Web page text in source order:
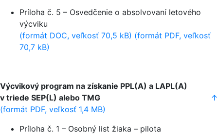
Príloha č. 5 – Osvedčenie o absolvovaní letového
výcviku
(formát DOC, veľkosť 70,5 kB) (formát PDF, veľkosť
70,7 kB)
Výcvikový program na získanie PPL(A) a LAPL(A)
v triede SEP(L) alebo TMG
↑
(formát PDF, veľkosť 1,4 MB)
Príloha č. 1 – Osobný list žiaka – pilota